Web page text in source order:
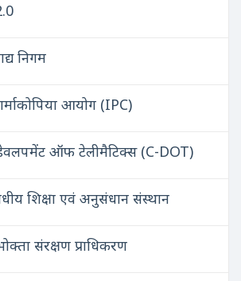
निगम
आयोग (IPC)
ऑफ टेलीमैटिक्स (C-DOT)
शिक्षा एवं अनुसंधान संस्थान
संरक्षण प्राधिकरण